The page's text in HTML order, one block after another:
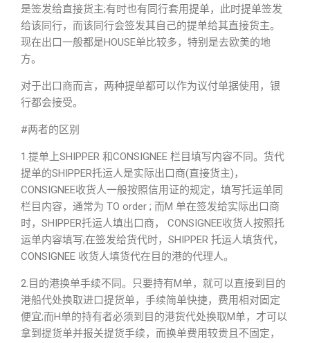
是签发给直接货主;有时也有同行套用提单，此时提单签发
给该同行，而该同行会签发其自己的提单给其直接货主。
现在出口一般都是HOUSE单比较多，特别是去欧美的地
方。
对于出口商而言，两种提单都可以作为议付单据使用，银
行都会接受。
#两者的区别
1.提单上SHIPPER 和CONSIGNEE 栏目填写内容不同。货代
提单的SHIPPER托运人是实际出口商(直接货主)，
CONSIGNEE收货人一般按照信用证的规定，填写托运单同
栏目内容，通常为 TO order ; 而M 单在签发给实际出口商
时，SHIPPER托运人填出口商， CONSIGNEE收货人按照托
运单内容填写;在签发给货代时，SHIPPER 托运人填货代，
CONSIGNEE 收货人填货代在目的港的代理人。
2.目的港换单手续不同。只要持有M单，就可以直接到目的
港船代处换取进口提货单，手续简单快捷，费用相对固定
便宜;而H单的持有者必须到目的港货代处换取M单，才可以
拿到提货单并报关提货手续，而换单费用较贵且不固定，